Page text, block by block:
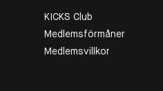
KICKS Club
Medlemsförmåner
Medlemsvillkor